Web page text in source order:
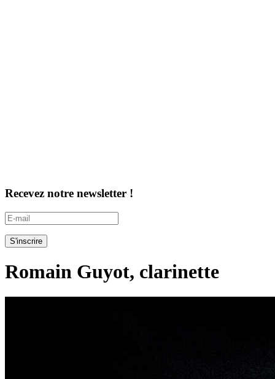
Recevez notre newsletter !
Romain Guyot, clarinette